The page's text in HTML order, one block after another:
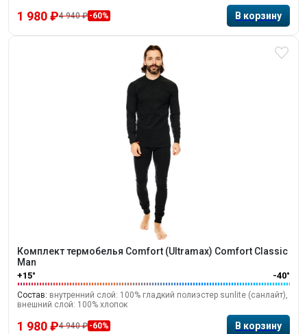
1 980 ₽4 940 ₽ -60%
Комплект термобелья Comfort (Ultramax) Comfort Classic
Man
+15° -40°
Состав: внутренний слой: 100% гладкий полиэстер sunlite (санлайт),
внешний слой: 100% хлопок
1 980 ₽4 940 ₽ -60%